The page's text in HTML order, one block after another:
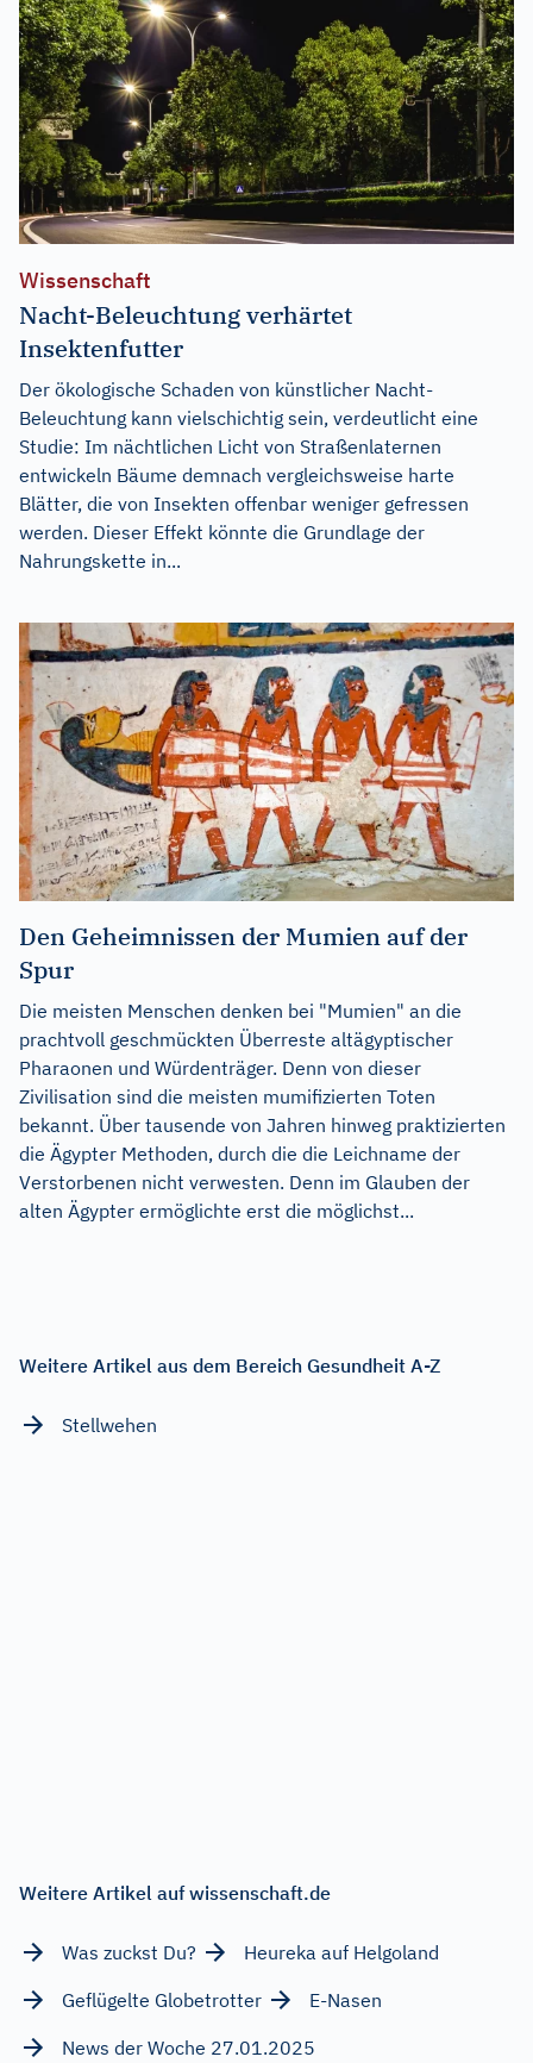
Wissenschaft
Nacht-Beleuchtung verhärtet
Insektenfutter
Der ökologische Schaden von künstlicher Nacht-
Beleuchtung kann vielschichtig sein, verdeutlicht eine
Studie: Im nächtlichen Licht von Straßenlaternen
entwickeln Bäume demnach vergleichsweise harte
Blätter, die von Insekten offenbar weniger gefressen
werden. Dieser Effekt könnte die Grundlage der
Nahrungskette in...
Den Geheimnissen der Mumien auf der
Spur
Die meisten Menschen denken bei "Mumien" an die
prachtvoll geschmückten Überreste altägyptischer
Pharaonen und Würdenträger. Denn von dieser
Zivilisation sind die meisten mumifizierten Toten
bekannt. Über tausende von Jahren hinweg praktizierten
die Ägypter Methoden, durch die die Leichname der
Verstorbenen nicht verwesten. Denn im Glauben der
alten Ägypter ermöglichte erst die möglichst...
Weitere Artikel aus dem Bereich Gesundheit A-Z
Stellwehen
Weitere Artikel auf wissenschaft.de
Was zuckst Du?
Heureka auf Helgoland
Geflügelte Globetrotter
E-Nasen
News der Woche 27.01.2025